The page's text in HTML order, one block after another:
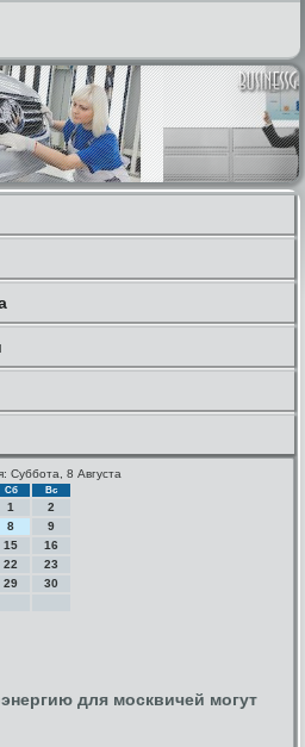
Суббота, 8 Августа
Сб Вс
1
2
8
9
15
16
22
23
29
30
для москвичей могут